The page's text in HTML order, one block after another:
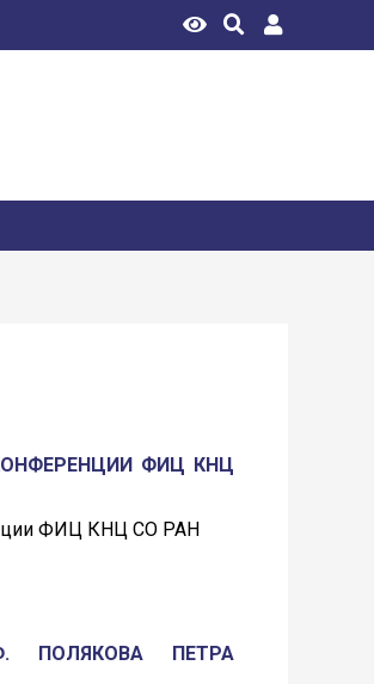
ФИЦ КНЦ
ФИЦ КНЦ СО РАН
ПОЛЯКОВА ПЕТРА